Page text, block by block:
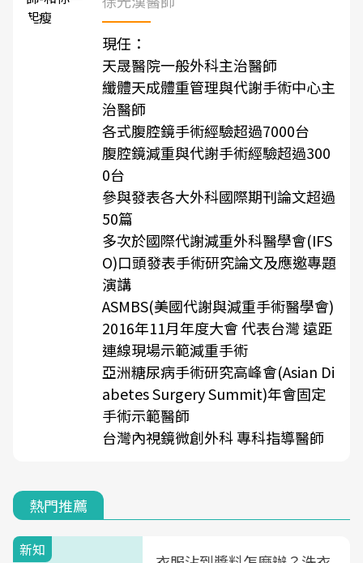
現任：
天晟醫院一般外科主治醫師
纖體天成體重管理與代謝手術中心主
治醫師
各式腹腔鏡手術經驗超過7000台
腹腔鏡減重與代謝手術經驗超過300
0台
參與發表各大外科國際期刊論文超過
50篇
多次於國際代謝減重外科醫學會(IFS
O)口頭發表手術研究論文及應邀專題
演講
ASMBS(美國代謝與減重手術醫學會)
2016年11月年度大會 代表台灣 遠距
連線現場示範減重手術
亞洲糖尿病手術研究高峰會(Asian Di
abetes Surgery Summit)年會固定
手術示範醫師
台灣內視鏡微創外科 專科指導醫師
熱門推薦
新知